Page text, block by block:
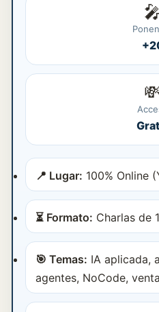
📍 Lugar: 100% Online
⏳ Formato: Charlas de
🎯 Temas: IA aplicada,
agentes, NoCode,